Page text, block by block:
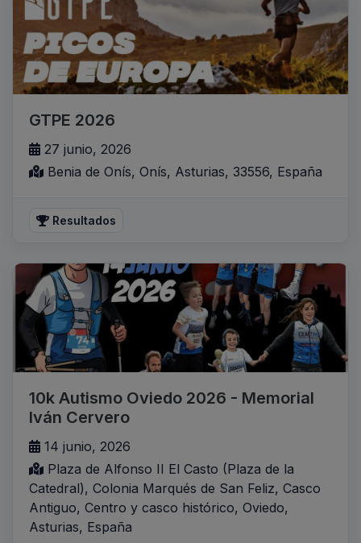
GTPE 2026
27 junio, 2026
Benia de Onís, Onís, Asturias, 33556, España
Resultados
10k Autismo Oviedo 2026 - Memorial
Iván Cervero
14 junio, 2026
Plaza de Alfonso II El Casto (Plaza de la
Catedral), Colonia Marqués de San Feliz, Casco
Antiguo, Centro y casco histórico, Oviedo,
Asturias, España